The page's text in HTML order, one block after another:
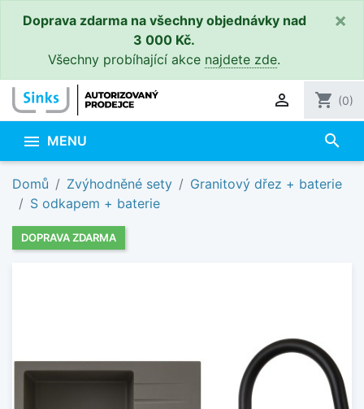
Doprava zdarma na všechny objednávky nad
3 000 Kč.
Všechny probíhající akce najdete zde.
×
 shopping_cart (0)
 MENU search
Domů Zvýhodněné sety
Granitový dřez + baterie
S odkapem + baterie
DOPRAVA ZDARMA